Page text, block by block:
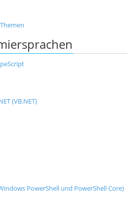
(VB.NET)
PowerShell und PowerShell Core)